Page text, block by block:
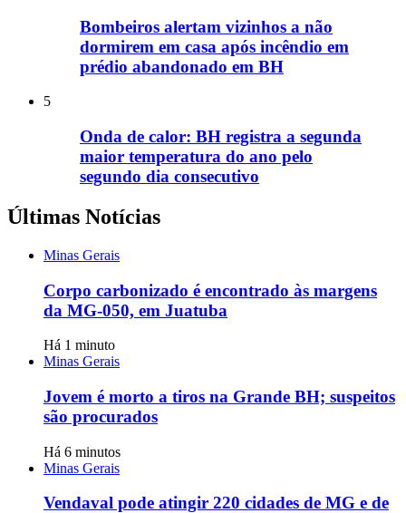
Bombeiros alertam vizinhos a não
dormirem em casa após incêndio em
prédio abandonado em BH
5
Onda de calor: BH registra a segunda
maior temperatura do ano pelo
segundo dia consecutivo
Últimas Notícias
Minas Gerais
Corpo carbonizado é encontrado às margens
da MG-050, em Juatuba
Há 1 minuto
Minas Gerais
Jovem é morto a tiros na Grande BH; suspeitos
são procurados
Há 6 minutos
Minas Gerais
Vendaval pode atingir 220 cidades de MG e de